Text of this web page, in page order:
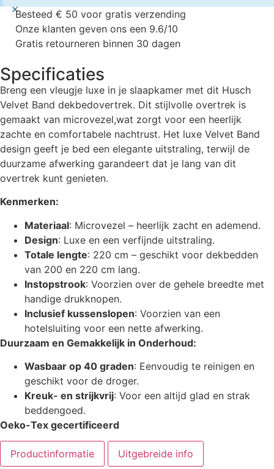
×Besteed € 50 voor gratis verzending
Onze klanten geven ons een 9.6/10
Gratis retourneren binnen 30 dagen
Specificaties
Breng een vleugje luxe in je slaapkamer met dit Husch
Velvet Band dekbedovertrek. Dit stijlvolle overtrek is
gemaakt van microvezel,wat zorgt voor een heerlijk
zachte en comfortabele nachtrust. Het luxe Velvet Band
design geeft je bed een elegante uitstraling, terwijl de
duurzame afwerking garandeert dat je lang van dit
overtrek kunt genieten.
Kenmerken:
Materiaal: Microvezel – heerlijk zacht en ademend.
Design: Luxe en een verfijnde uitstraling.
Totale lengte: 220 cm – geschikt voor dekbedden
van 200 en 220 cm lang.
Instopstrook: Voorzien over de gehele breedte met
handige drukknopen.
Inclusief kussenslopen: Voorzien van een
hotelsluiting voor een nette afwerking.
Duurzaam en Gemakkelijk in Onderhoud:
Wasbaar op 40 graden: Eenvoudig te reinigen en
geschikt voor de droger.
Kreuk- en strijkvrij: Voor een altijd glad en strak
beddengoed.
Oeko-Tex gecertificeerd
Productinformatie Uitgebreide info